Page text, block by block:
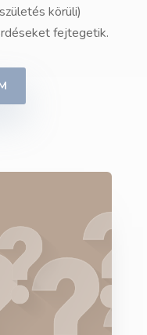
körüli)
fejtegetik.